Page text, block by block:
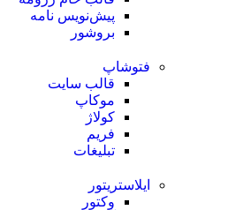
پیش‌نویس نامه
بروشور
فتوشاپ
قالب سایت
موکاپ
کولاژ
فریم
تبلیغات
ایلاستریتور
وکتور